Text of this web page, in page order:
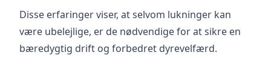
Disse erfaringer viser, at selvom lukninger kan
være ubelejlige, er de nødvendige for at sikre en
bæredygtig drift og forbedret dyrevelfærd.